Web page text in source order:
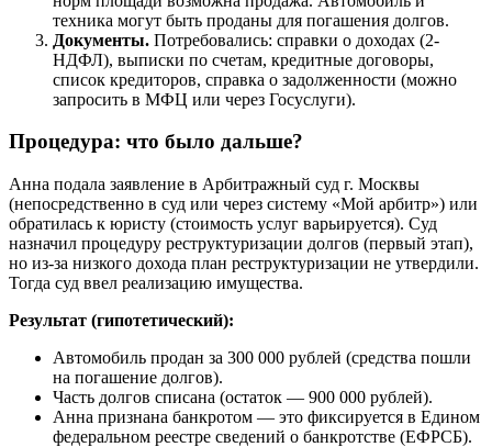
техника могут быть проданы для погашения долгов.
Документы. Потребовались: справки о доходах (2-
НДФЛ), выписки по счетам, кредитные договоры,
список кредиторов, справка о задолженности (можно
запросить в МФЦ или через Госуслуги).
Процедура: что было дальше?
Анна подала заявление в Арбитражный суд г. Москвы
(непосредственно в суд или через систему «Мой арбитр») или
обратилась к юристу (стоимость услуг варьируется). Суд
назначил процедуру реструктуризации долгов (первый этап),
но из-за низкого дохода план реструктуризации не утвердили.
Тогда суд ввел реализацию имущества.
Результат (гипотетический):
Автомобиль продан за 300 000 рублей (средства пошли
на погашение долгов).
Часть долгов списана (остаток — 900 000 рублей).
Анна признана банкротом — это фиксируется в Едином
федеральном реестре сведений о банкротстве (ЕФРСБ).